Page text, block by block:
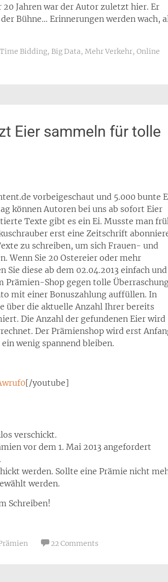
Jahren war der Autor zuletzt hier. Er
Bühne… Erinnerungen werden wach,
Time Bidding, Big Data, Mehr Verkehr, Online
Eier sammeln für tolle
vorbeigeschaut und 5.000 bunte
können Autoren bei uns ab sofort Eier
Texte gibt es ein Ei. Musste man
erst eine Zeitschrift
zu schreiben, um sich Frauen- und
Wenn Sie 20 Ostereier oder mehr
Sie diese ab dem 02.04.2013 einfach und
Shop gegen tolle
mit einer Bonuszahlung auffüllen. In
über die aktuelle Anzahl Ihrer bereits
Die Anzahl der gefundenen Eier wird
Der Prämienshop wird erst
wenig spannend bleiben.
[/youtube]
verschickt.
vor dem 1. Mai 2013 angefordert
werden. Sollte eine Prämie nicht
werden.
Schreiben!
22 Comments